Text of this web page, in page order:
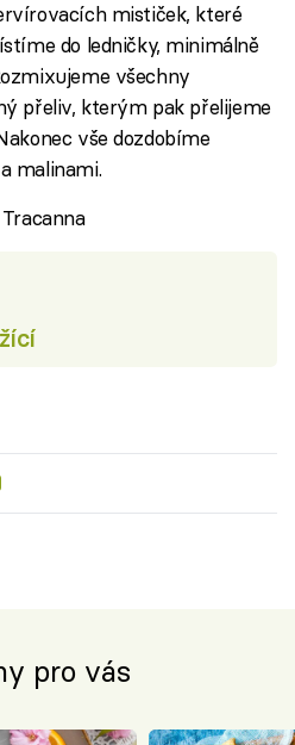
mističek, které
do ledničky, minimálně
všechny
přeliv, kterým pak přelijeme
vše dozdobíme
malinami.
pro vás